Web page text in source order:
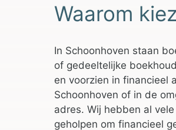
Waarom
In Schoonhoven staan
of gedeeltelijke
en voorzien in financieel
Schoonhoven of in de
adres. Wij hebben al
geholpen om financieel